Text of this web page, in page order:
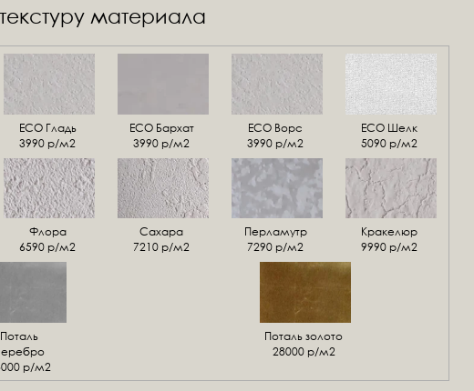
материала
ЕСО Гладь
3990 р/м2
ECO Бархат
3990 р/м2
ЕСО Ворс
3990 р/м2
ЕСО Шелк
5090 р/м2
Флора
6590 р/м2
Сахара
7210 р/м2
Перламутр
7290 р/м2
Кракелюр
9990 р/м2
Поталь
р/м2
Поталь золото
28000 р/м2